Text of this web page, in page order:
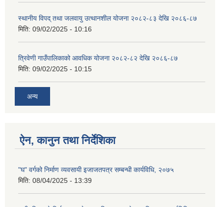
स्थानीय विपद् तथा जलवायु उत्थानशील योजना २०८२-८३ देखि २०८६-८७
मिति: 09/02/2025 - 10:16
त्रिवेणी गाउँपालिकाको आवधिक योजना २०८२-८२ देखि २०८६-८७
मिति: 09/02/2025 - 10:15
अन्य
ऐन, कानुन तथा निर्देशिका
"घ" वर्गको निर्माण व्यवसायी इजाजतपत्र सम्बन्धी कार्यविधि, २०७५
मिति: 08/04/2025 - 13:39